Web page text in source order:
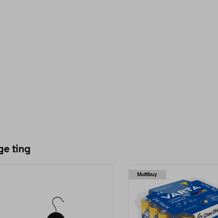
ting
Multibuy